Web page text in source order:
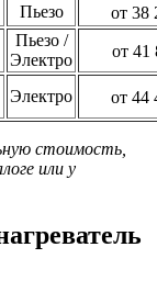
Пьезо
от 38
Пьезо /
Электро
от 41
Электро от 44
стоимость,
или у